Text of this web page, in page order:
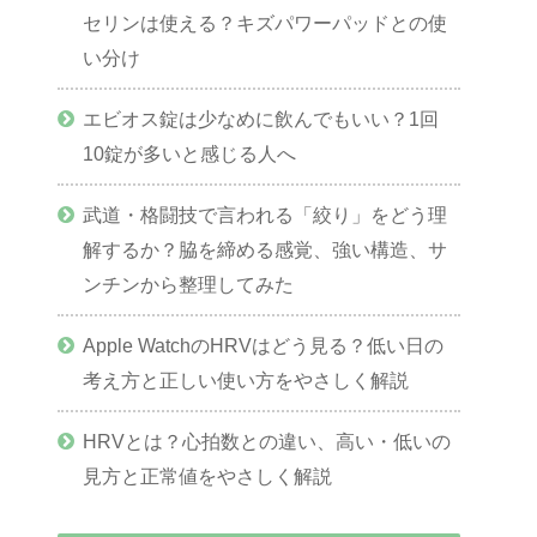
セリンは使える？キズパワーパッドとの使
い分け
エビオス錠は少なめに飲んでもいい？1回
10錠が多いと感じる人へ
武道・格闘技で言われる「絞り」をどう理
解するか？脇を締める感覚、強い構造、サ
ンチンから整理してみた
Apple WatchのHRVはどう見る？低い日の
考え方と正しい使い方をやさしく解説
HRVとは？心拍数との違い、高い・低いの
見方と正常値をやさしく解説